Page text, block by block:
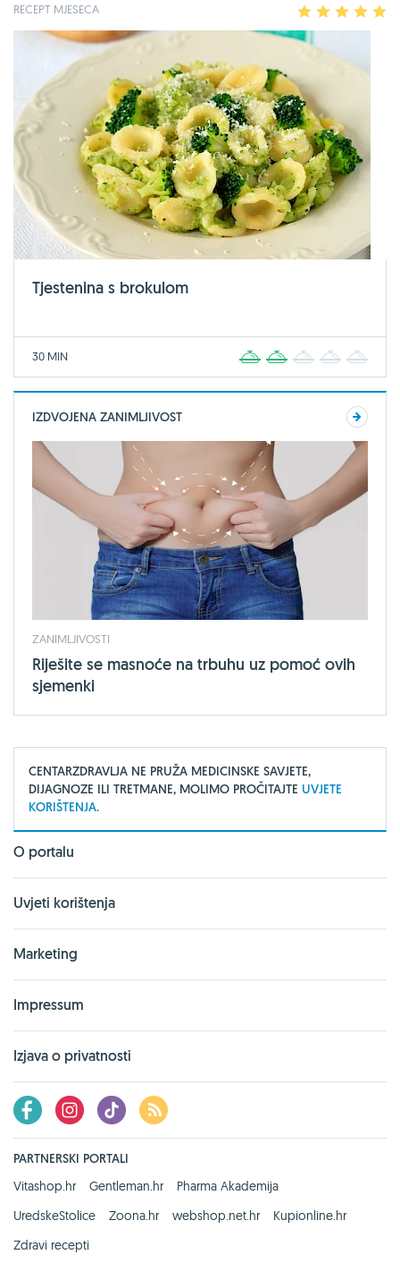
RECEPT MJESECA 2 3 4
Tjestenina s brokulom
30 MIN 2 3 4
IZDVOJENA ZANIMLJIVOST
ZANIMLJIVOSTI
Riješite se masnoće na trbuhu uz pomoć ovih
sjemenki
CENTARZDRAVLJA NE PRUŽA MEDICINSKE SAVJETE,
DIJAGNOZE ILI TRETMANE, MOLIMO PROČITAJTE UVJETE
KORIŠTENJA.
O portalu
Uvjeti korištenja
Marketing
Impressum
Izjava o privatnosti
PARTNERSKI PORTALI
Vitashop.hr
Gentleman.hr
Pharma Akademija
UredskeStolice
Zoona.hr webshop.net.hr
Kupionline.hr
Zdravi recepti